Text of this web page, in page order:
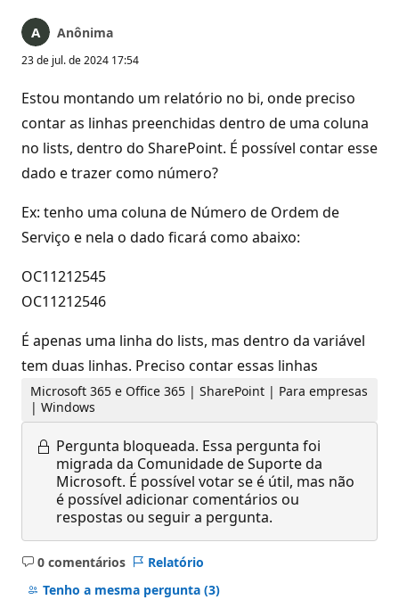
Anônima
23 de jul. de 2024 17:54
Estou montando um relatório no bi, onde preciso
contar as linhas preenchidas dentro de uma coluna
no lists, dentro do SharePoint. É possível contar esse
dado e trazer como número?
Ex: tenho uma coluna de Número de Ordem de
Serviço e nela o dado ficará como abaixo:
OC11212545
OC11212546
É apenas uma linha do lists, mas dentro da variável
tem duas linhas. Preciso contar essas linhas
Microsoft 365 e Office 365 | SharePoint | Para empresas
| Windows
Pergunta bloqueada. Essa pergunta foi
migrada da Comunidade de Suporte da
Microsoft. É possível votar se é útil, mas não
é possível adicionar comentários ou
respostas ou seguir a pergunta.
0 comentários
Sem
comentários
Relatório
Tenho a mesma pergunta (3)